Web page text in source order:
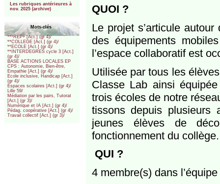
Les rubriques antérieures à
nov. 2025 (archive)
Mots-clés
***REP+ [Act.] (gr 4)/
**COLLEGE [Act.] (gr 4)/
**ECOLE [Act.] (gr 4)/
**INTERDEGRES cycle 3 [Act.]
(gr 4)/
BASE ACTIONS LOCALES EP
CPS : Autonomie, Bien-être,
Empathie [Act.] (gr 4)/
Ecole inclusive, Handicap [Act.]
(gr 4)/
Espaces scolaires [Act.] (gr 4)/
Lille 59/
Médiation par les pairs, Tutorat
[Act.] (gr 3)/
Numérique et IA [Act.] (gr 4)/
Pédag. coopérative [Act.] (gr 4)/
Travail collectif [Act.] (gr 3)/
QUOI ?
Le projet s’articule
des équipements
l’espace collaboratif est
Utilisée par tous les
Classe Lab ainsi
trois écoles de notre
tissons depuis
jeunes élèves de
fonctionnement du
QUI ?
4 membre(s) dans l’équipe